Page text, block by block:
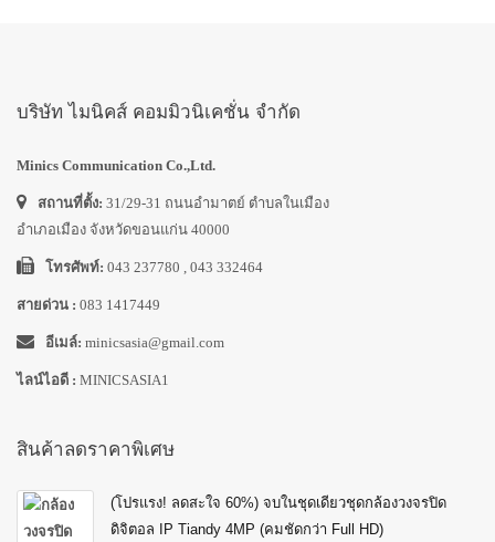
บริษัท ไมนิคส์ คอมมิวนิเคชั่น จำกัด
Minics Communication Co.,Ltd.
สถานที่ตั้ง: 31/29-31 ถนนอำมาตย์ ตำบลในเมือง
อำเภอเมือง จังหวัดขอนแก่น 40000
โทรศัพท์: 043 237780 , 043 332464
สายด่วน : 083 1417449
อีเมล์: minicsasia@gmail.com
ไลน์ไอดี : MINICSASIA1
สินค้าลดราคาพิเศษ
(โปรแรง! ลดสะใจ 60%) จบในชุดเดียวชุดกล้องวงจรปิด
ดิจิตอล IP Tiandy 4MP (คมชัดกว่า Full HD)